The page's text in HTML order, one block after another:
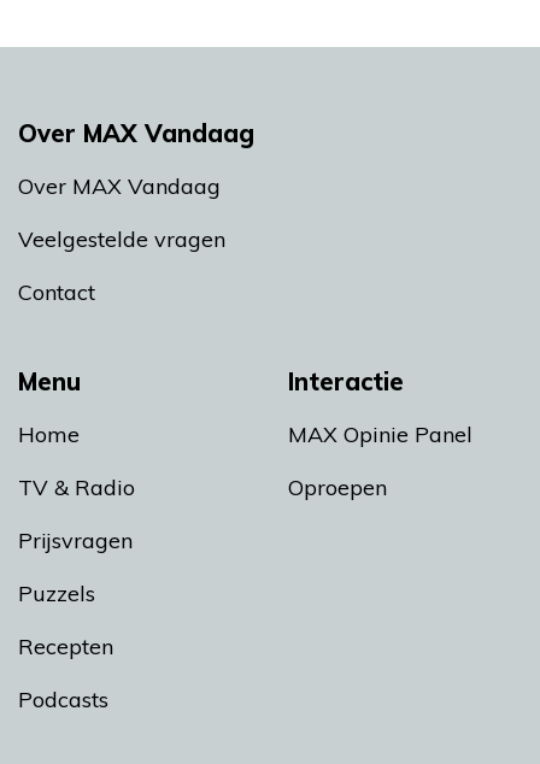
Menu
Home
TV & Radio
Prijsvragen
Puzzels
Recepten
Podcasts
Interactie
MAX Opinie Panel
Oproepen
Over MAX Vandaag
Over MAX Vandaag
Veelgestelde vragen
Contact